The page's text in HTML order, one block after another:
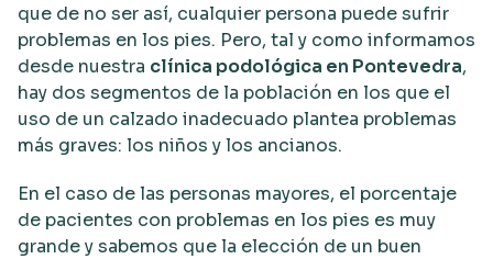
que de no ser así, cualquier persona puede sufrir
problemas en los pies. Pero, tal y como informamos
desde nuestra clínica podológica en Pontevedra,
hay dos segmentos de la población en los que el
uso de un calzado inadecuado plantea problemas
más graves: los niños y los ancianos.
En el caso de las personas mayores, el porcentaje
de pacientes con problemas en los pies es muy
grande y sabemos que la elección de un buen